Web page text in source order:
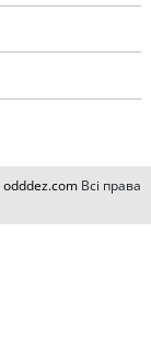
odddez.comВсі права